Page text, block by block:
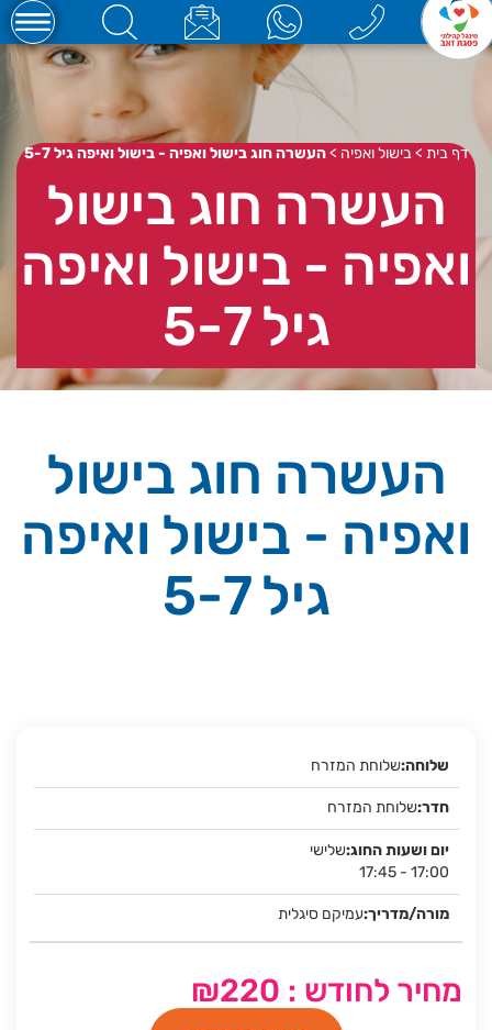
דף בית > בישול ואפיה > העשרה חוג בישול ואפיה - בישול ואיפה גיל 5-7
העשרה חוג בישול
ואפיה - בישול ואיפה
גיל 5-7
העשרה חוג בישול
ואפיה - בישול ואיפה
גיל 5-7
שלוחת המזרח
שלוחת המזרח
שלישי
17:45 - 17:00
עמיקם סיגלית
מחיר לחודש : ₪220